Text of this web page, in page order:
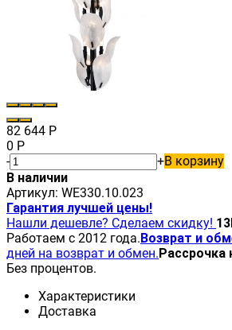
82 644 Р
0 Р
-
+В корзину
В наличии
Артикул: WE330.10.023
Гарантия лучшей цены!
Нашли дешевле? Сделаем скидку! 13
Работаем с 2012 года.Возврат и
дней на возврат и обмен.Рассрочка
Без процентов.
Характеристики
Доставка